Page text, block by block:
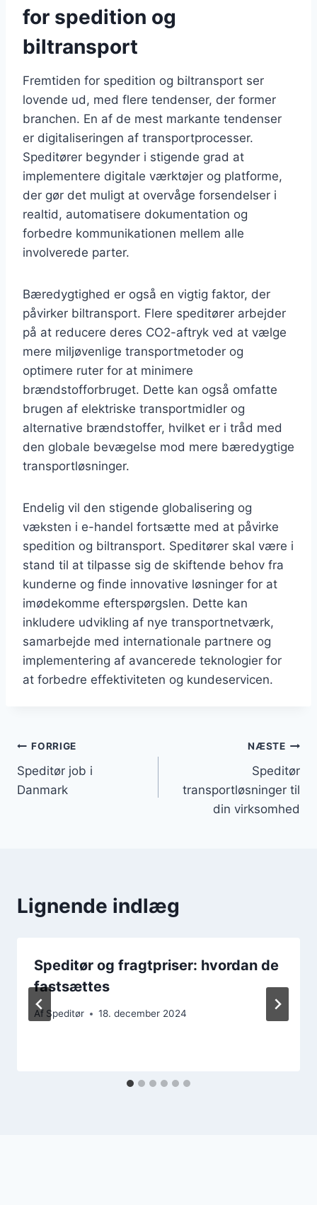
for spedition og
biltransport
Fremtiden for spedition og biltransport ser
lovende ud, med flere tendenser, der former
branchen. En af de mest markante tendenser
er digitaliseringen af transportprocesser.
Speditører begynder i stigende grad at
implementere digitale værktøjer og platforme,
der gør det muligt at overvåge forsendelser i
realtid, automatisere dokumentation og
forbedre kommunikationen mellem alle
involverede parter.
Bæredygtighed er også en vigtig faktor, der
påvirker biltransport. Flere speditører arbejder
på at reducere deres CO2-aftryk ved at vælge
mere miljøvenlige transportmetoder og
optimere ruter for at minimere
brændstofforbruget. Dette kan også omfatte
brugen af elektriske transportmidler og
alternative brændstoffer, hvilket er i tråd med
den globale bevægelse mod mere bæredygtige
transportløsninger.
Endelig vil den stigende globalisering og
væksten i e-handel fortsætte med at påvirke
spedition og biltransport. Speditører skal være i
stand til at tilpasse sig de skiftende behov fra
kunderne og finde innovative løsninger for at
imødekomme efterspørgslen. Dette kan
inkludere udvikling af nye transportnetværk,
samarbejde med internationale partnere og
implementering af avancerede teknologier for
at forbedre effektiviteten og kundeservicen.
Indlægsnavigation
FORRIGE
Speditør job i
Danmark
NÆSTE
Speditør
transportløsninger til
din virksomhed
Lignende indlæg
Speditør og fragtpriser: hvordan de
fastsættes
Af Speditør 18. december 2024